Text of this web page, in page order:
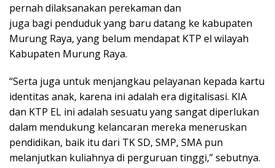
pernah dilaksanakan perekaman dan
juga bagi penduduk yang baru datang ke kabupaten
Murung Raya, yang belum mendapat KTP el wilayah
Kabupaten Murung Raya.
“Serta juga untuk menjangkau pelayanan kepada kartu
identitas anak, karena ini adalah era digitalisasi. KIA
dan KTP EL ini adalah sesuatu yang sangat diperlukan
dalam mendukung kelancaran mereka meneruskan
pendidikan, baik itu dari TK SD, SMP, SMA pun
melanjutkan kuliahnya di perguruan tinggi,” sebutnya.